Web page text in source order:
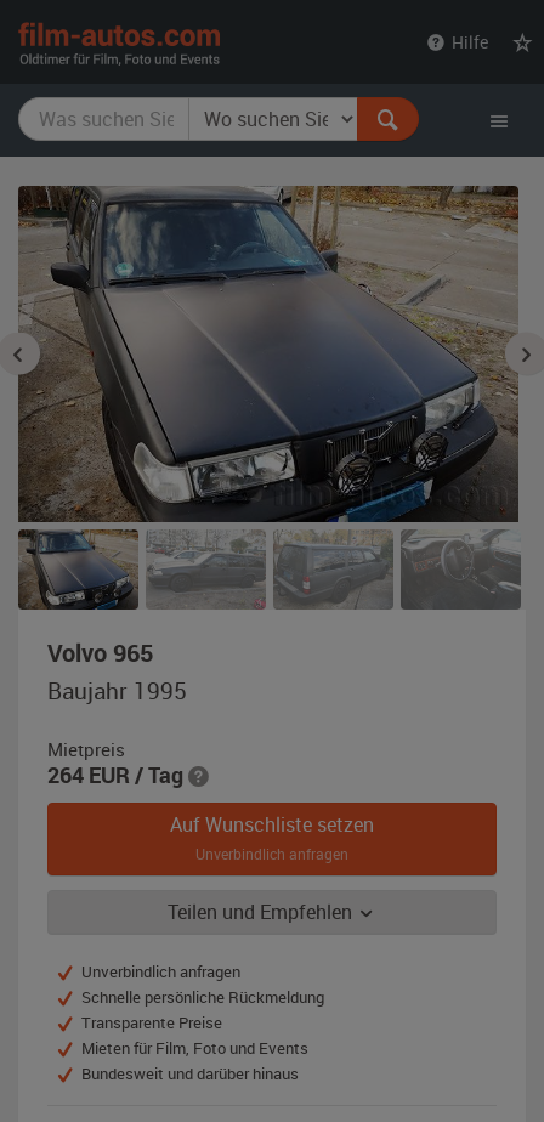
Hilfe
Volvo 965,
Baujahr
1995,
schwarz
Baujahr 1995
Mietpreis
264 EUR / Tag
Auf Wunschliste setzen
Unverbindlich anfragen
Teilen und Empfehlen
Unverbindlich anfragen
Schnelle persönliche Rückmeldung
Transparente Preise
Mieten für Film, Foto und Events
Bundesweit und darüber hinaus